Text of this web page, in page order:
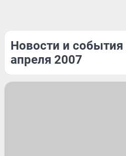
Новости и события
апреля 2007